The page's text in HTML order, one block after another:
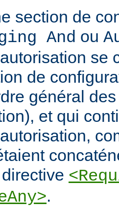
section de
And ou
se
de
général
et qui
.